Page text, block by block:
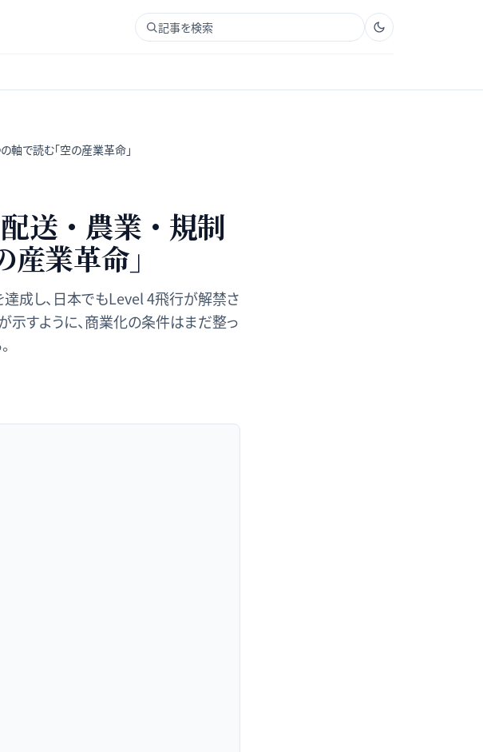
記事を検索
軸で読む「空の産業革命」
送・農業・規制
業革命」
成し、日本でもLevel 4飛行が解禁さ
示すように、商業化の条件はまだ整っ